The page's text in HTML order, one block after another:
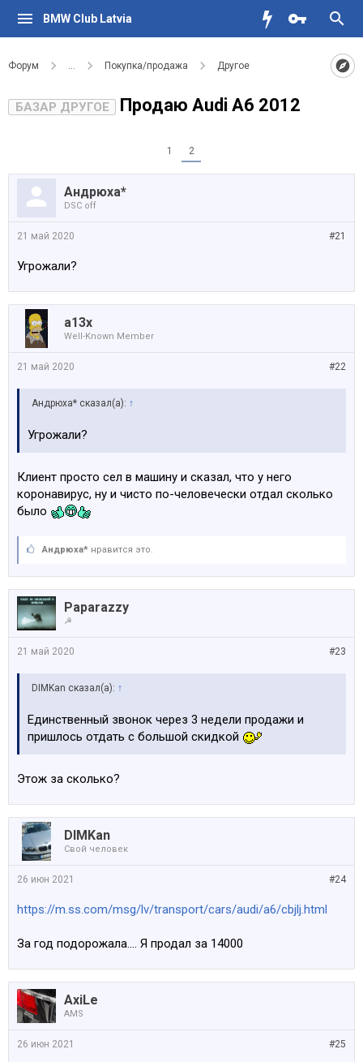
BMW Club Latvia
Форум ... Покупка/продажа Другое
БАЗАР ДРУГОЕ Продаю Audi A6 2012
1 2
Андрюха*
DSC off
#21
21 май 2020
Угрожали?
a13x
Well-Known Member
#22
21 май 2020
Андрюха* сказал(а): ↑
Угрожали?
Клиент просто сел в машину и сказал, что у него
коронавирус, ну и чисто по-человечески отдал сколько
было
Андрюха* нравится это.
Paparazzy
☭
#23
21 май 2020
DIMKan сказал(а): ↑
Единственный звонок через 3 недели продажи и
пришлось отдать с большой скидкой
Этож за сколько?
DIMKan
Свой человек
#24
26 июн 2021
https://m.ss.com/msg/lv/transport/cars/audi/a6/cbjlj.html
За год подорожала.... Я продал за 14000
AxiLe
AMS
#25
26 июн 2021